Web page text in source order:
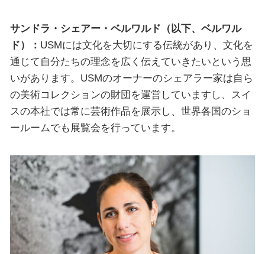
サンドラ・シェアー・ベルワルド（以下、ベルワル
ド）： USMには文化を大切にする伝統があり、文化を
通じて自分たちの理念を広く伝えていきたいという思
いがあります。USMのオーナーのシェアラー家は自ら
の美術コレクションの財団を運営していますし、スイ
スの本社では常に芸術作品を展示し、世界各国のショ
ールームでも展覧会を行っています。